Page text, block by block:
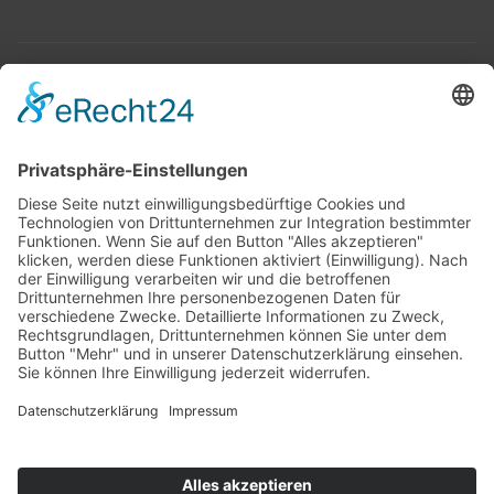
Jahrescharts
Top 100
Hot 50
Top Neueinsteiger
Highscores